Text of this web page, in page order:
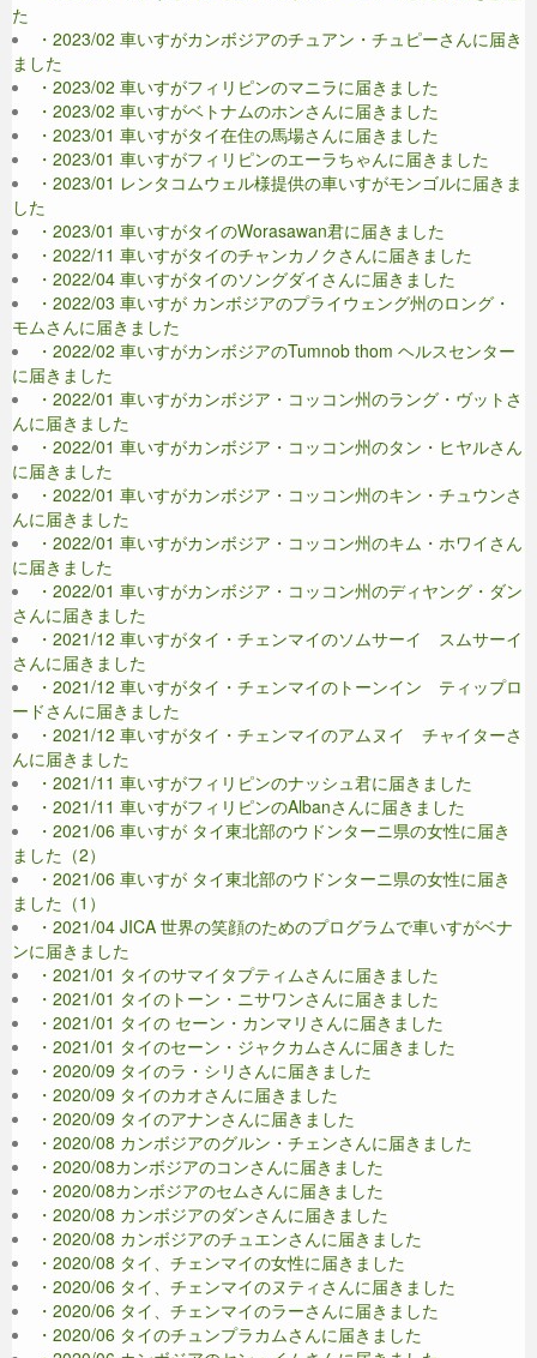
た
・2023/02 車いすがカンボジアのチュアン・チュピーさんに届き
ました
・2023/02 車いすがフィリピンのマニラに届きました
・2023/02 車いすがベトナムのホンさんに届きました
・2023/01 車いすがタイ在住の馬場さんに届きました
・2023/01 車いすがフィリピンのエーラちゃんに届きました
・2023/01 レンタコムウェル様提供の車いすがモンゴルに届きま
した
・2023/01 車いすがタイのWorasawan君に届きました
・2022/11 車いすがタイのチャンカノクさんに届きました
・2022/04 車いすがタイのソングダイさんに届きました
・2022/03 車いすが カンボジアのプライウェング州のロング・
モムさんに届きました
・2022/02 車いすがカンボジアのTumnob thom ヘルスセンター
に届きました
・2022/01 車いすがカンボジア・コッコン州のラング・ヴットさ
んに届きました
・2022/01 車いすがカンボジア・コッコン州のタン・ヒヤルさん
に届きました
・2022/01 車いすがカンボジア・コッコン州のキン・チュウンさ
んに届きました
・2022/01 車いすがカンボジア・コッコン州のキム・ホワイさん
に届きました
・2022/01 車いすがカンボジア・コッコン州のディヤング・ダン
さんに届きました
・2021/12 車いすがタイ・チェンマイのソムサーイ スムサーイ
さんに届きました
・2021/12 車いすがタイ・チェンマイのトーンイン ティップロ
ードさんに届きました
・2021/12 車いすがタイ・チェンマイのアムヌイ チャイターさ
んに届きました
・2021/11 車いすがフィリピンのナッシュ君に届きました
・2021/11 車いすがフィリピンのAlbanさんに届きました
・2021/06 車いすが タイ東北部のウドンターニ県の女性に届き
ました（2）
・2021/06 車いすが タイ東北部のウドンターニ県の女性に届き
ました（1）
・2021/04 JICA 世界の笑顔のためのプログラムで車いすがベナ
ンに届きました
・2021/01 タイのサマイタプティムさんに届きました
・2021/01 タイのトーン・ニサワンさんに届きました
・2021/01 タイの セーン・カンマリさんに届きました
・2021/01 タイのセーン・ジャクカムさんに届きました
・2020/09 タイのラ・シリさんに届きました
・2020/09 タイのカオさんに届きました
・2020/09 タイのアナンさんに届きました
・2020/08 カンボジアのグルン・チェンさんに届きました
・2020/08カンボジアのコンさんに届きました
・2020/08カンボジアのセムさんに届きました
・2020/08 カンボジアのダンさんに届きました
・2020/08 カンボジアのチュエンさんに届きました
・2020/08 タイ、チェンマイの女性に届きました
・2020/06 タイ、チェンマイのヌティさんに届きました
・2020/06 タイ、チェンマイのラーさんに届きました
・2020/06 タイのチュンプラカムさんに届きました